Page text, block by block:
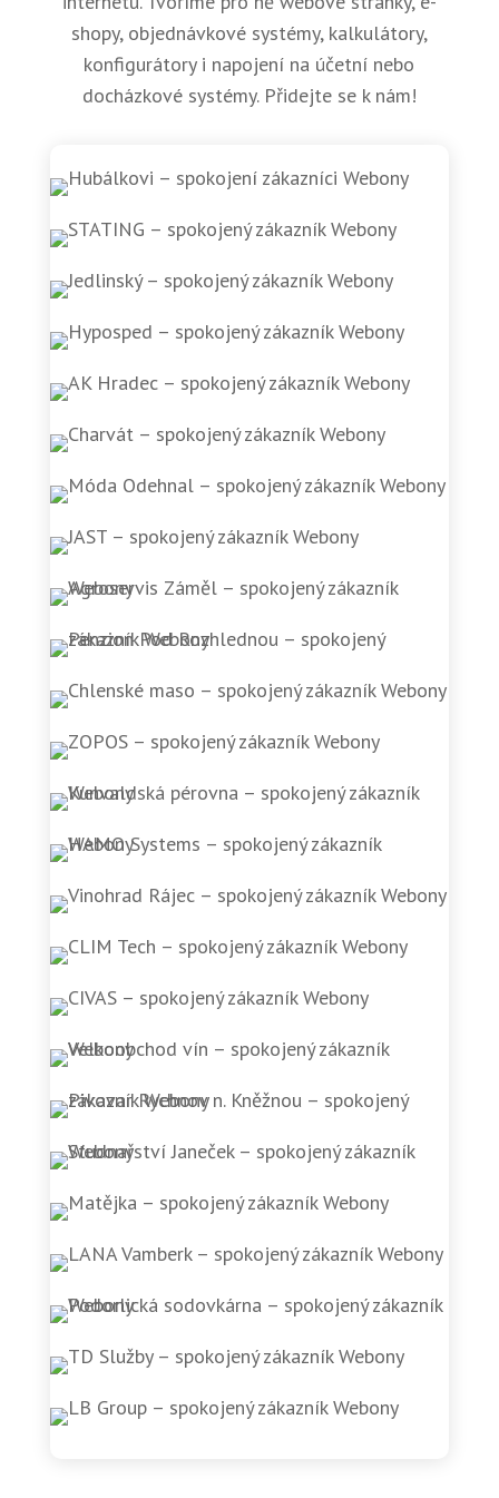
shopy, objednávkové systémy, kalkulátory,
konfigurátory i napojení na účetní nebo
docházkové systémy. Přidejte se k nám!